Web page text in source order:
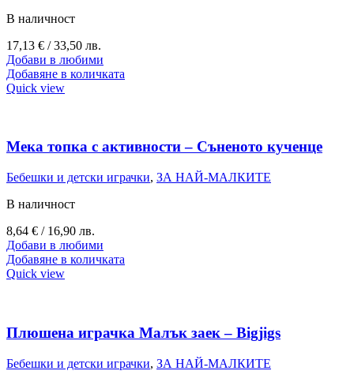
В наличност
17,13 € / 33,50 лв.
Добави в любими
Добавяне в количката
Quick view
Мека топка с активности – Съненото кученце
Бебешки и детски играчки, ЗА НАЙ-МАЛКИТЕ
В наличност
8,64 € / 16,90 лв.
Добави в любими
Добавяне в количката
Quick view
Плюшена играчка Малък заек – Bigjigs
Бебешки и детски играчки, ЗА НАЙ-МАЛКИТЕ